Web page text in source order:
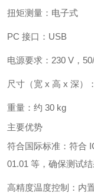
扭矩测量：电子式
PC 接口：USB
电源要求：230 V，
尺寸（宽 x 高 x 深）
重量：约 30 kg
主要优势
符合国际标准：符合
01.01 等，确保测试
高精度温度控制：内